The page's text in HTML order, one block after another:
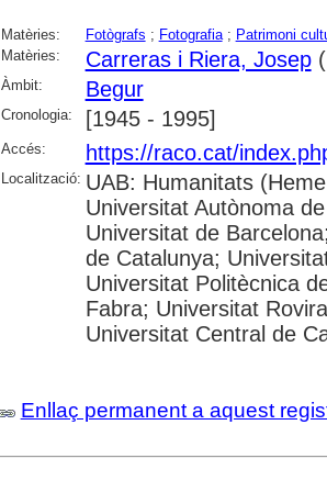
Matèries: Fotògrafs ; Fotografia; Patrimoni
Matèries:
Carreras i Riera, Josep
Àmbit: Begur
Cronologia: [1945 - 1995]
Accés: https://raco.cat/
Localització: UAB: Humanitats
Universitat Autònoma
Universitat de
de Catalunya;
Universitat Politècnica
Fabra; Universitat
Universitat Central de
Enllaç permanent a aquest